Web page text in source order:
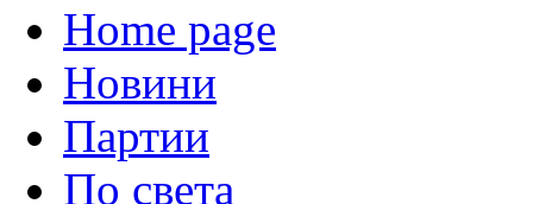
Home page
Новини
Партии
По света